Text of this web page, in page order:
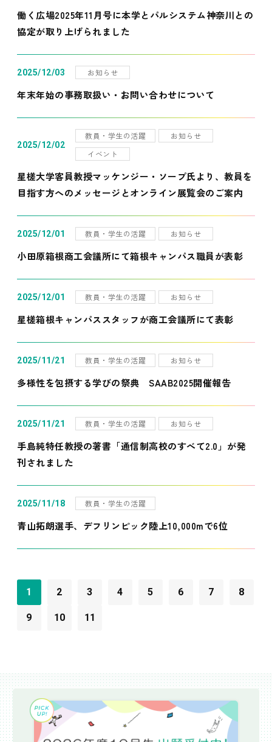
働く広場2025年11月号に本学とパルシステム神奈川との
協定が取り上げられました
2025/12/03 お知らせ
年末年始の事務取扱い・お問い合わせについて
2025/12/02
教員・学生の活躍
お知らせ
イベント
星槎大学客員教授マッケンジー・ソープ氏より、教員を
目指す方へのメッセージとオンライン展覧会のご案内
2025/12/01 教員・学生の活躍 お知らせ
小田原箱根商工会議所にて箱根キャンパス職員が表彰
2025/12/01 教員・学生の活躍 お知らせ
星槎箱根キャンパススタッフが商工会議所にて表彰
2025/11/21 教員・学生の活躍 お知らせ
多様性を包摂する学びの祭典 SAAB2025開催報告
2025/11/21 教員・学生の活躍 お知らせ
手島純特任教授の著書「通信制高校のすべて2.0」が発
刊されました
2025/11/18 教員・学生の活躍
青山拓朗選手、デフリンピック陸上10,000mで6位
1 2 3 4 5 6 7 8
9 10 11